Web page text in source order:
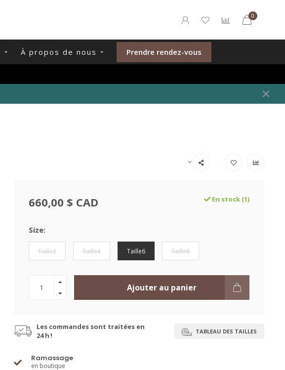
0
À propos de nous Prendre rendez-vous
660,00 $ CAD En stock (1)
Size:
Taille2 Taille4 Taille6 Taille8
Ajouter au panier
Les commandes sont traitées en
24 h !
TABLEAU DES TAILLES
Ramassage
en boutique